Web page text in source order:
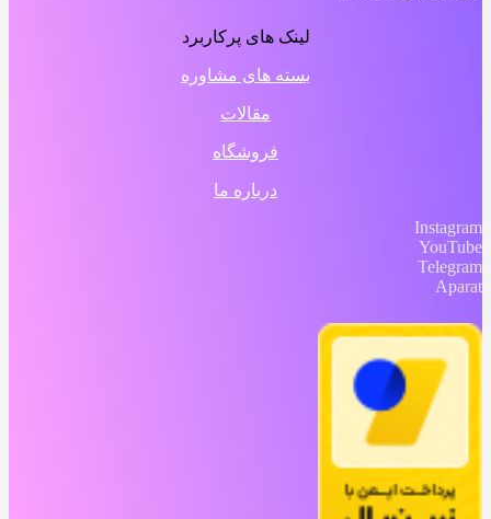
لینک های پرکاربرد
بسته های مشاوره
مقالات
فروشگاه
درباره ما
Instagram
YouTube
Telegram
Aparat